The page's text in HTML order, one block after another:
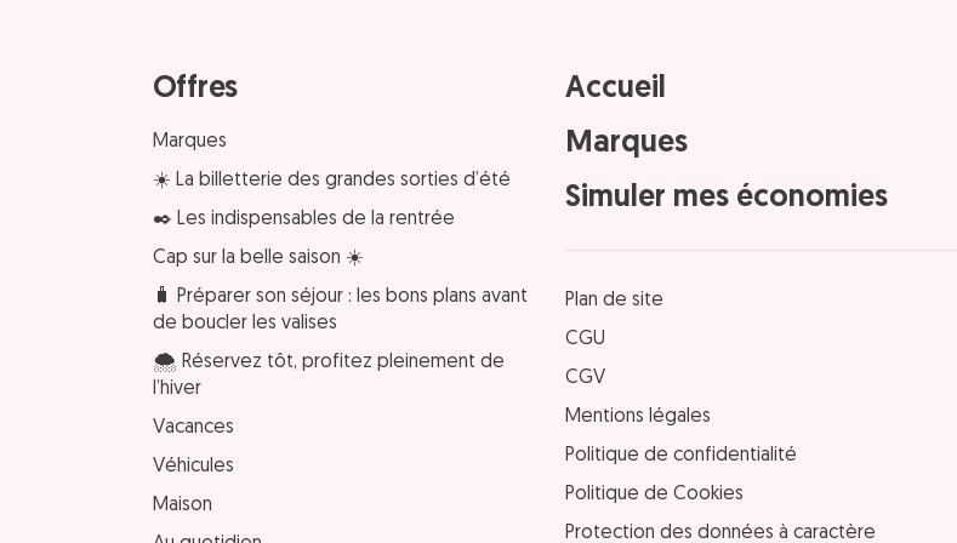
Offres
Marques
☀️ La billetterie des grandes sorties d’été
✒️ Les indispensables de la rentrée
Cap sur la belle saison ☀️
🧳 Préparer son séjour : les bons plans avant
de boucler les valises
🌨️ Réservez tôt, profitez pleinement de
l’hiver
Vacances
Véhicules
Maison
Accueil
Marques
Simuler mes économies
Plan de site
CGU
CGV
Mentions légales
Politique de confidentialité
Politique de Cookies
Protection des données à caractère